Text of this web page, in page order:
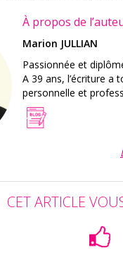
À propos de
Marion JULLIAN
Passionnée et
A 39 ans, l’écriture a
personnelle et
CET ARTICLE